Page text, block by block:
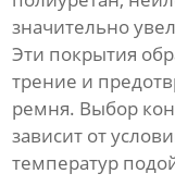
значительно
Эти покрытия
трение и
ремня. Выбор
зависит от
температур